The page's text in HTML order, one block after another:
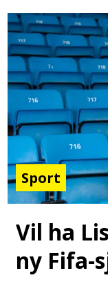
Sport
Vil ha
ny Fifa-